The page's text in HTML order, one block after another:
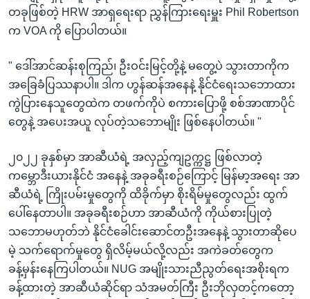
တခုဖြစ်တဲ့ HRW အာရှရေးရာ ညွှန်ကြားရေးမှူး Phil Robertson
က VOA ကို ပြောပါတယ်။
" ဒေါ်အာင်ဆန်းစုကြည်၊ ဦးဝင်းမြင့်တို့နဲ့ မတွေ့ပဲ သွားတာကိုက
အခြေခံပြဿနာပါ။ ဒါက ဟွန်ဆန်အနေနဲ့ နိုင်ငံရေးသဘောထား
ကွဲပြားနေသူတွေထဲက တဖက်ကိုပဲ စကားပြောဖို့ စစ်အာဏာပိုင်
တွေနဲ့ အပေးအယူ လုပ်တဲ့သဘောမျိုး ဖြစ်နေပါတယ်။ "
၂၀၂၂ ခုနှစ်မှာ အာဆီယံရဲ့ အလှည့်ကျဥက္ကဋ္ဌ ဖြစ်လာတဲ့
ကမ္ဘောဒီးယားနိုင်ငံ အနေနဲ့ အခုခရီးစဉ်ကြောင့် မြန်မာ့အရေး အာ
ဆီယံရဲ့ ကြိုးပမ်းမှုတွေကို ထိခိုက်မှာ စိုးရိမ်မှုတွေလည်း ထွက်
ပေါ်နေတာပါ။ အခုခရီးစဉ်ဟာ အာဆီယံကို ကိုယ်စားပြုတဲ့
သဘောမဟုတ်ဘဲ နိုင်ငံခေါင်းဆောင်တဦးအနေနဲ့ သွားတာဆိုပေ
မဲ့ သက်ရောက်မှုတွေ ရှိလိမ့်မယ်လို့လည်း အကဲခတ်တွေက
ခန့်မှန်းနေကြပါတယ်။ NUG အမျိုးသားညီညွတ်ရေးအစိုးရက
ခန့်ထားတဲ့ အာဆီယံဆိုင်ရာ သံအမတ်ကြီး ဦးဘိုလှတင့်ကတော့